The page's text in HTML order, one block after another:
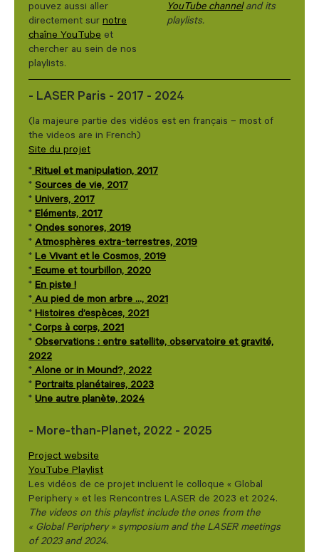
pouvez aussi aller
directement sur notre
chaîne YouTube et
chercher au sein de nos
playlists.
YouTube channeland its
playlists.
- LASER Paris - 2017 - 2024
(la majeure partie des vidéos est en français – most of
the videos are in French)
Site du projet
* Rituel et manipulation, 2017
* Sources de vie, 2017
* Univers, 2017
* Eléments, 2017
* Ondes sonores, 2019
* Atmosphères extra-terrestres, 2019
* Le Vivant et le Cosmos, 2019
*Ecume et tourbillon, 2020
* En piste !
*Au pied de mon arbre …, 2021
* Histoires d’espèces, 2021
* Corps à corps, 2021
* Observations : entre satellite, observatoire et gravité,
2022
* Alone or in Mound?, 2022
* Portraits planétaires, 2023
* Une autre planète, 2024
- More-than-Planet, 2022 - 2025
Project website
YouTube Playlist
Les vidéos de ce projet incluent le colloque « Global
Periphery » et les Rencontres LASER de 2023 et 2024.
The videos on this playlist include the ones from the
« Global Periphery » symposium and the LASER meetings
of 2023 and 2024.